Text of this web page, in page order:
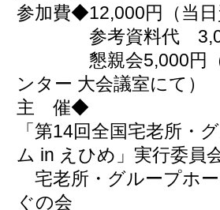
参加費◆12,000円（当
参考資料代
懇親会5,000円（2/
ンター 大会議室にて）
主 催◆
「第14回全国宅老所・
ム in えひめ」実行委員
宅老所・グループホ
ぐの会